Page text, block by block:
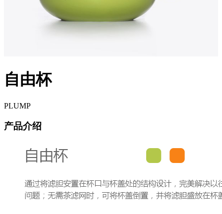
自由杯
PLUMP
产品介绍